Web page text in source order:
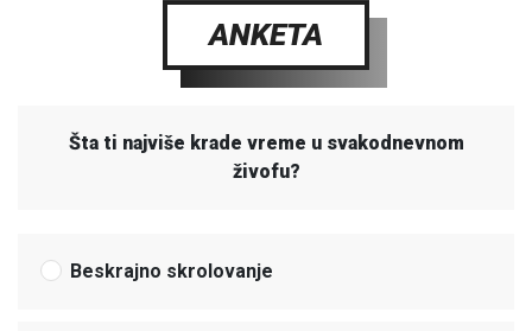
ANKETA
Šta ti najviše krade vreme u svakodnevnom
živofu?
Beskrajno skrolovanje